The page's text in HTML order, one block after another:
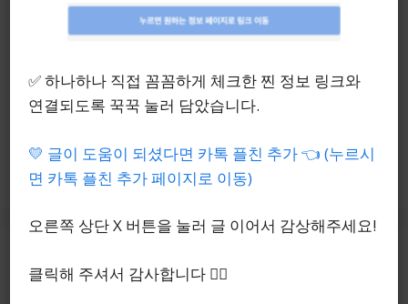
아오오니 게임 종류 총정리｜
나무위키에도 안 나온 버전
종합 가이드
✅ 하나하나 직접 꼼꼼하게 체크한 찐 정보 링크와
연결되도록 꾹꾹 눌러 담았습니다.
💛 글이 도움이 되셨다면 카톡 플친 추가 👈 (누르시
면 카톡 플친 추가 페이지로 이동)
오른쪽 상단 X 버튼을 눌러 글 이어서 감상해주세요!
클릭해 주셔서 감사합니다 🙇‍♂️